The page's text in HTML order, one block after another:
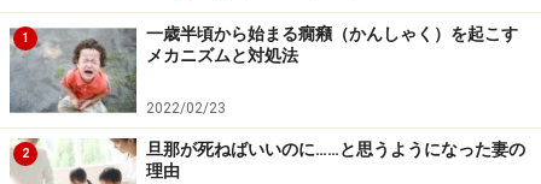
への有効性を保証するものではありません。気になる徴候が見ら
れる場合は、自己判断せず、必ず医療機関に相談してください。
1
一歳半頃から始まる癇癪（かんしゃく）を起こす
メカニズムと対処法
2022/02/23
2
旦那が死ねばいいのに……と思うようになった妻の
理由